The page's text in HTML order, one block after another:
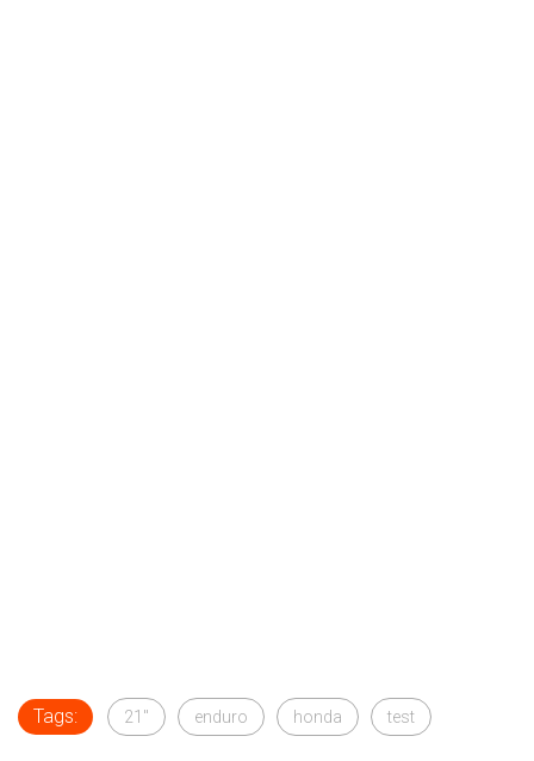
Tags: 21" enduro honda test